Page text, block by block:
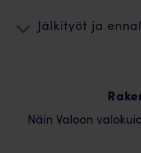
Jälkityöt ja
Näin Valoon